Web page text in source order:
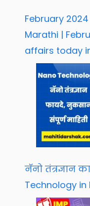
February
Marathi |
affairs today
नॅनो तंत्रज्ञान
Technology